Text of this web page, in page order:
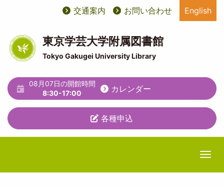
ツ
に
動
User
account
menu
ユ
ー
テ
ィ
リ
テ
ィ
メ
ュ
交通案内 お問い合わせ English
東京学芸大学附属図書館
Tokyo Gakugei University Library
08月07日の開館時間
8:30-17:00
カレンダー
各種申込